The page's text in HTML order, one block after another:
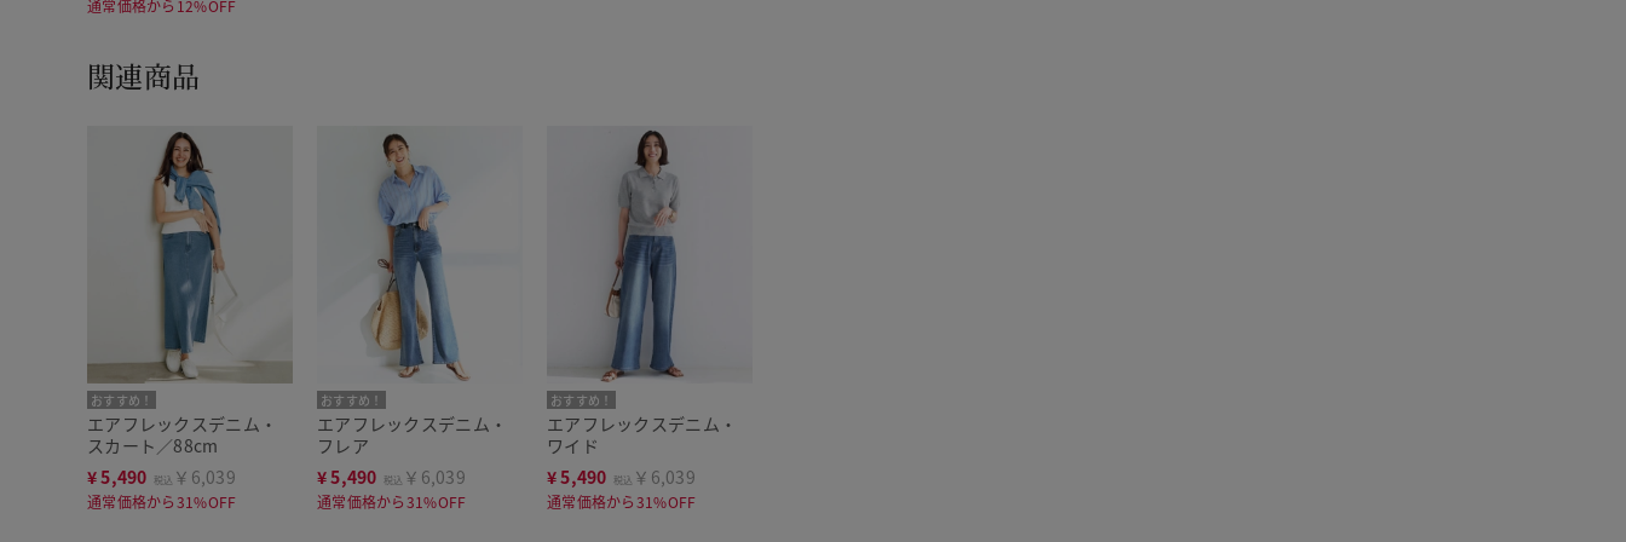
通常価格から12%OFF
関連商品
おすすめ！
エアフレックスデニム・
スカート／88cm
¥5,490 税込 ￥6,039
通常価格から31%OFF
おすすめ！
エアフレックスデニム・
フレア
¥5,490 税込 ￥6,039
通常価格から31%OFF
おすすめ！
エアフレックスデニム・
ワイド
¥5,490 税込 ￥6,039
通常価格から31%OFF